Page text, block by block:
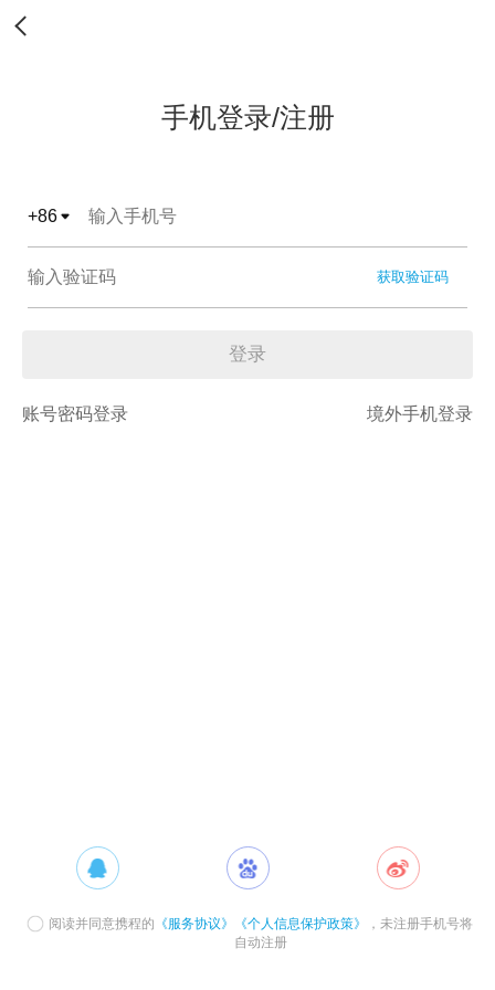
手机登录/注册
+86
获取验证码
登录
账号密码登录 境外手机登录
阅读并同意携程的 《服务协议》 《个人信息保护政策》
，未注册手机号将
自动注册